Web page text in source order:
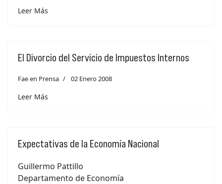
Leer Más
El Divorcio del Servicio de Impuestos Internos
Fae en Prensa 02 Enero 2008
Leer Más
Expectativas de la Economía Nacional
Guillermo Pattillo
Departamento de Economía